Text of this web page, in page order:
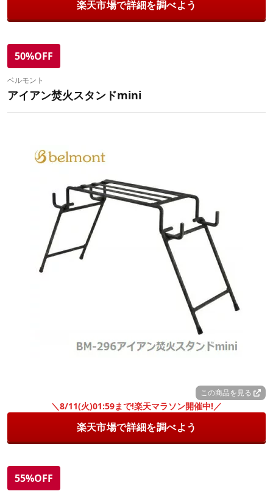
楽天市場で詳細を調べよう
50%OFF
ベルモント
アイアン焚火スタンドmini
この商品を見る
＼8/11(火)01:59まで!楽天マラソン開催中!／
楽天市場で詳細を調べよう
55%OFF